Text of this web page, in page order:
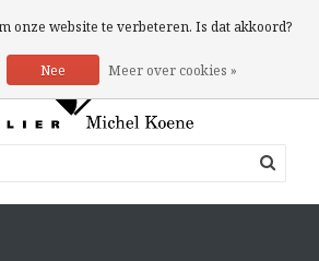
0 Artikelen
onze website te verbeteren. Is dat akkoord?
Nee Meer over cookies »